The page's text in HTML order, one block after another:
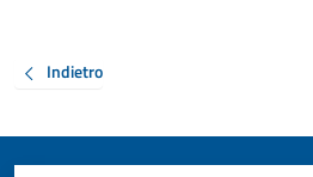
Indietro